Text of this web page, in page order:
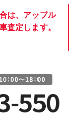
は、アップル
査定します。